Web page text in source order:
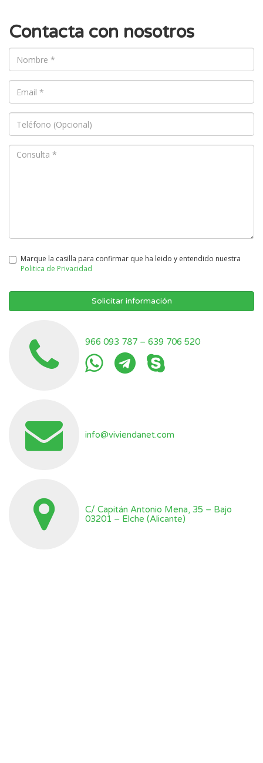
Contacta con nosotros
Marque la casilla para confirmar que ha leido y entendido nuestra
Politica de Privacidad
Solicitar información
966 093 787 – 639 706 520
info@viviendanet.com
C/ Capitán Antonio Mena, 35 – Bajo
03201 – Elche (Alicante)